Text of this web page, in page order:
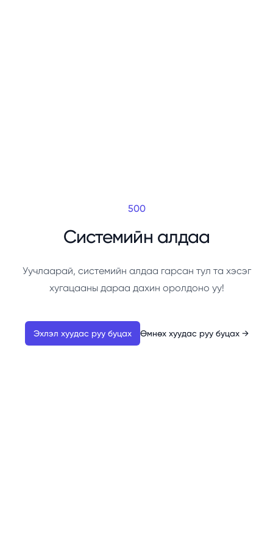
500
Системийн алдаа
Уучлаарай, системийн алдаа гарсан тул та хэсэг
хугацааны дараа дахин оролдоно уу!
Эхлэл хуудас руу буцах Өмнөх хуудас руу буцах →